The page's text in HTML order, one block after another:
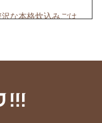
な本格炊込みごは
ら安い『肥後グリ